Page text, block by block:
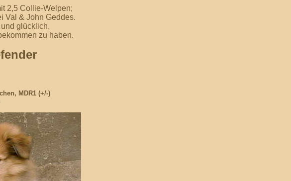
2,5 Collie-Welpen;
Val & John Geddes.
glücklich,
zu haben.
MDR1 (+/-)